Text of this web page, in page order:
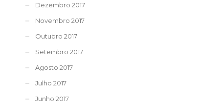
Dezembro 2017
Novembro 2017
Outubro 2017
Setembro 2017
Agosto 2017
Julho 2017
Junho 2017